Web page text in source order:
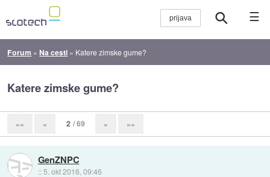
☰
Forum » Na cesti » Katere zimske gume?
Katere zimske gume?
«« « 2 / 69 » »»
GenZNPC
:: 5. okt 2016, 09:46